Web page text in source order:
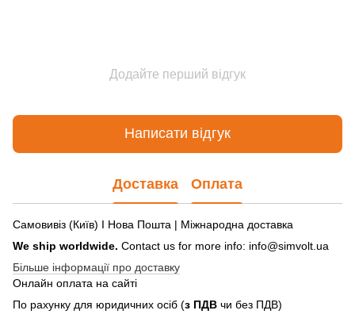
Додайте перший відгук
Написати відгук
Доставка Оплата
Самовивіз (Київ) І Нова Пошта | Міжнародна доставка
We ship worldwide. Contact us for more info: info@simvolt.ua
Більше інформації про доставку
Онлайн оплата на сайті
По рахунку для юридичних осіб (з ПДВ чи без ПДВ)